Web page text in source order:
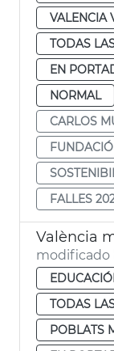
VALENCIA
TODAS
EN
NORMAL
CARLOS
FALLES
modificado
TODAS
POBLATS